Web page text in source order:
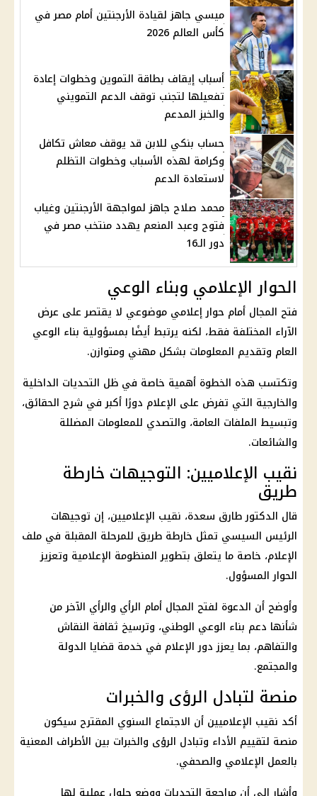
ميسي جاهز لقيادة الأرجنتين أمام مصر في
كأس العالم 2026
أسباب إيقاف بطاقة التموين وخطوات إعادة
تفعيلها لتجنب توقف الدعم التمويني
والخبز المدعم
حساب بنكي للابن قد يوقف معاش تكافل
وكرامة لهذه الأسباب وخطوات التظلم
لاستعادة الدعم
محمد صلاح جاهز لمواجهة الأرجنتين وغياب
فتوح وعبد المنعم يهدد منتخب مصر في
دور الـ16
الحوار الإعلامي وبناء الوعي
فتح المجال أمام حوار إعلامي موضوعي لا يقتصر على عرض
الآراء المختلفة فقط، لكنه يرتبط أيضًا بمسؤولية بناء الوعي
العام وتقديم المعلومات بشكل مهني ومتوازن.
وتكتسب هذه الخطوة أهمية خاصة في ظل التحديات الداخلية
والخارجية التي تفرض على الإعلام دورًا أكبر في شرح الحقائق،
وتبسيط الملفات العامة، والتصدي للمعلومات المضللة
والشائعات.
نقيب الإعلاميين: التوجيهات خارطة
طريق
قال الدكتور طارق سعدة، نقيب الإعلاميين، إن توجيهات
الرئيس السيسي تمثل خارطة طريق للمرحلة المقبلة في ملف
الإعلام، خاصة ما يتعلق بتطوير المنظومة الإعلامية وتعزيز
الحوار المسؤول.
وأوضح أن الدعوة لفتح المجال أمام الرأي والرأي الآخر من
شأنها دعم بناء الوعي الوطني، وترسيخ ثقافة النقاش
والتفاهم، بما يعزز دور الإعلام في خدمة قضايا الدولة
والمجتمع.
منصة لتبادل الرؤى والخبرات
أكد نقيب الإعلاميين أن الاجتماع السنوي المقترح سيكون
منصة لتقييم الأداء وتبادل الرؤى والخبرات بين الأطراف المعنية
بالعمل الإعلامي والصحفي.